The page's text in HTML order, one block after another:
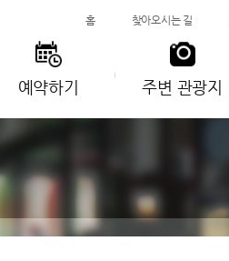
홈 찾아오시는 길
예약하기 주변 관광지